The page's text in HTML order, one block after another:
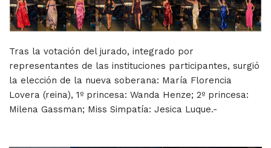
Tras la votación del jurado, integrado por
representantes de las instituciones participantes, surgió
la elección de la nueva soberana: María Florencia
Lovera (reina), 1º princesa: Wanda Henze; 2º princesa:
Milena Gassman; Miss Simpatía: Jesica Luque.-